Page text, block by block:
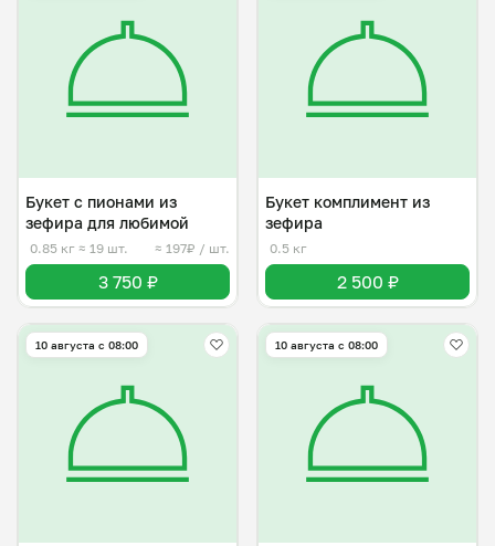
Букет с пионами из
зефира для любимой
0.85 кг ≈ 19 шт. ≈ 197₽ / шт.
3 750 ₽
Букет комплимент из
зефира
0.5 кг
2 500 ₽
10 августа с 08:00 10 августа с 08:00